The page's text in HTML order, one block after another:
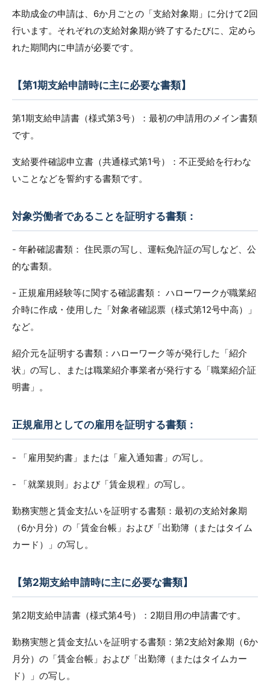
本助成金の申請は、6か月ごとの「支給対象期」に分けて2回
行います。それぞれの支給対象期が終了するたびに、定めら
れた期間内に申請が必要です。
【第1期支給申請時に主に必要な書類】
第1期支給申請書（様式第3号）：最初の申請用のメイン書類
です。
支給要件確認申立書（共通様式第1号）：不正受給を行わな
いことなどを誓約する書類です。
対象労働者であることを証明する書類：
- 年齢確認書類： 住民票の写し、運転免許証の写しなど、公
的な書類。
- 正規雇用経験等に関する確認書類： ハローワークが職業紹
介時に作成・使用した「対象者確認票（様式第12号中高）」
など。
紹介元を証明する書類：ハローワーク等が発行した「紹介
状」の写し、または職業紹介事業者が発行する「職業紹介証
明書」。
正規雇用としての雇用を証明する書類：
- 「雇用契約書」または「雇入通知書」の写し。
- 「就業規則」および「賃金規程」の写し。
勤務実態と賃金支払いを証明する書類：最初の支給対象期
（6か月分）の「賃金台帳」および「出勤簿（またはタイム
カード）」の写し。
【第2期支給申請時に主に必要な書類】
第2期支給申請書（様式第4号）：2期目用の申請書です。
勤務実態と賃金支払いを証明する書類：第2支給対象期（6か
月分）の「賃金台帳」および「出勤簿（またはタイムカー
ド）」の写し。